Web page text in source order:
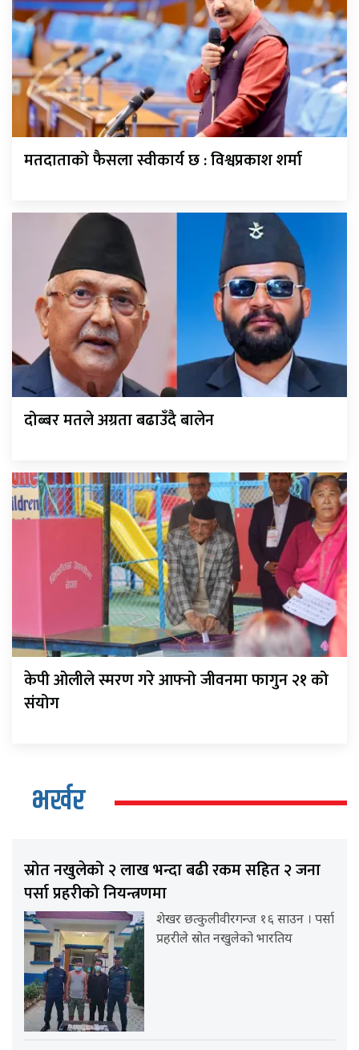
मतदाताको फैसला स्वीकार्य छ : विश्वप्रकाश शर्मा
दोब्बर मतले अग्रता बढाउँदै बालेन
केपी ओलीले स्मरण गरे आफ्नो जीवनमा फागुन २१ को
संयोग
भर्खर
स्रोत नखुलेको २ लाख भन्दा बढी रकम सहित २ जना
पर्सा प्रहरीको नियन्त्रणमा
शेखर छत्कुलीवीरगन्ज १६ साउन । पर्सा
प्रहरीले स्रोत नखुलेको भारतिय